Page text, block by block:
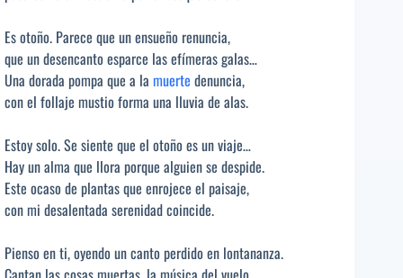
Es otoño. Parece que un ensueño renuncia,
que un desencanto esparce las efímeras galas…
Una dorada pompa que a la muerte denuncia,
con el follaje mustio forma una lluvia de alas.
Estoy solo. Se siente que el otoño es un viaje…
Hay un alma que llora porque alguien se despide.
Este ocaso de plantas que enrojece el paisaje,
con mi desalentada serenidad coincide.
Pienso en ti, oyendo un canto perdido en lontananza.